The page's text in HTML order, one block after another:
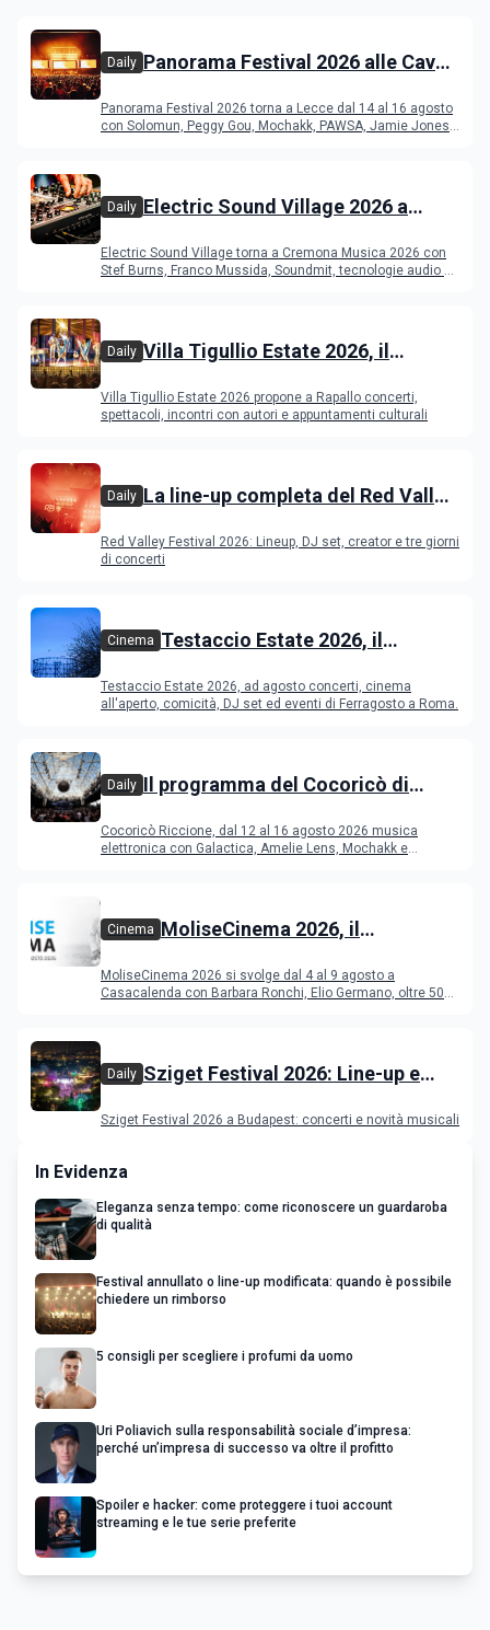
Daily Panorama Festival 2026 alle Cave
programma
Panorama Festival 2026 torna a Lecce dal 14 al 16 agosto
con Solomun, Peggy Gou, Mochakk, PAWSA, Jamie Jones
Daily Electric Sound Village 2026 a
Young Band Contest, il programma
Electric Sound Village torna a Cremona Musica 2026 con
Stef Burns, Franco Mussida, Soundmit, tecnologie audio e
Daily Villa Tigullio Estate 2026, il
Villa Tigullio Estate 2026 propone a Rapallo concerti,
spettacoli, incontri con autori e appuntamenti culturali
Daily La line-up completa del Red Valley
Red Valley Festival 2026: Lineup, DJ set, creator e tre giorni
di concerti
Cinema Testaccio Estate 2026, il
Ferragosto
Testaccio Estate 2026, ad agosto concerti, cinema
all'aperto, comicità, DJ set ed eventi di Ferragosto a Roma.
Daily Il programma del Cocoricò di
Cocoricò Riccione, dal 12 al 16 agosto 2026 musica
elettronica con Galactica, Amelie Lens, Mochakk e
Cinema MoliseCinema 2026, il
MoliseCinema 2026 si svolge dal 4 al 9 agosto a
Casacalenda con Barbara Ronchi, Elio Germano, oltre 50
Daily Sziget Festival 2026: Line-up e
Sziget Festival 2026 a Budapest: concerti e novità musicali
In Evidenza
Eleganza senza tempo: come riconoscere un guardaroba
di qualità
Festival annullato o line-up modificata: quando è possibile
chiedere un rimborso
5 consigli per scegliere i profumi da uomo
Uri Poliavich sulla responsabilità sociale d’impresa:
perché un’impresa di successo va oltre il profitto
Spoiler e hacker: come proteggere i tuoi account
streaming e le tue serie preferite